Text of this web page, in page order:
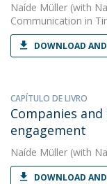
Naíde Müller (with
Communication in
DOWNLOAD
CAPÍTULO DE LIVRO
Companies
engagement
Naíde Müller (with
DOWNLOAD